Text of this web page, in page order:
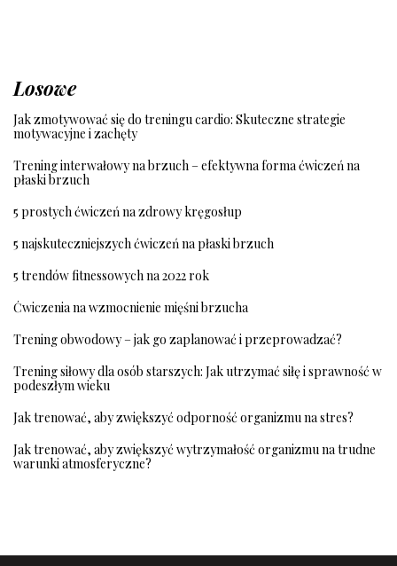
Losowe
Jak zmotywować się do treningu cardio: Skuteczne strategie
motywacyjne i zachęty
Trening interwałowy na brzuch – efektywna forma ćwiczeń na
płaski brzuch
5 prostych ćwiczeń na zdrowy kręgosłup
5 najskuteczniejszych ćwiczeń na płaski brzuch
5 trendów fitnessowych na 2022 rok
Ćwiczenia na wzmocnienie mięśni brzucha
Trening obwodowy – jak go zaplanować i przeprowadzać?
Trening siłowy dla osób starszych: Jak utrzymać siłę i sprawność w
podeszłym wieku
Jak trenować, aby zwiększyć odporność organizmu na stres?
Jak trenować, aby zwiększyć wytrzymałość organizmu na trudne
warunki atmosferyczne?